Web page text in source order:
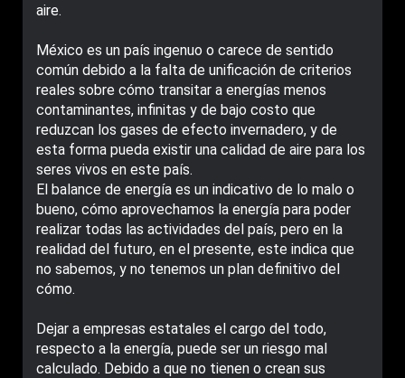
aire.
México es un país ingenuo o carece de sentido
común debido a la falta de unificación de criterios
reales sobre cómo transitar a energías menos
contaminantes, infinitas y de bajo costo que
reduzcan los gases de efecto invernadero, y de
esta forma pueda existir una calidad de aire para los
seres vivos en este país.
El balance de energía es un indicativo de lo malo o
bueno, cómo aprovechamos la energía para poder
realizar todas las actividades del país, pero en la
realidad del futuro, en el presente, este indica que
no sabemos, y no tenemos un plan definitivo del
cómo.
Dejar a empresas estatales el cargo del todo,
respecto a la energía, puede ser un riesgo mal
calculado. Debido a que no tienen o crean sus